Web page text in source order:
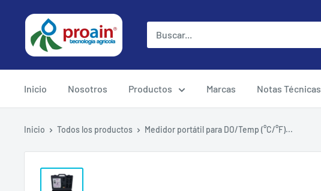
Inicio Nosotros Productos Marcas Notas Técnicas
Inicio Todos los productos Medidor portátil para DO/Temp (°C/°F)...